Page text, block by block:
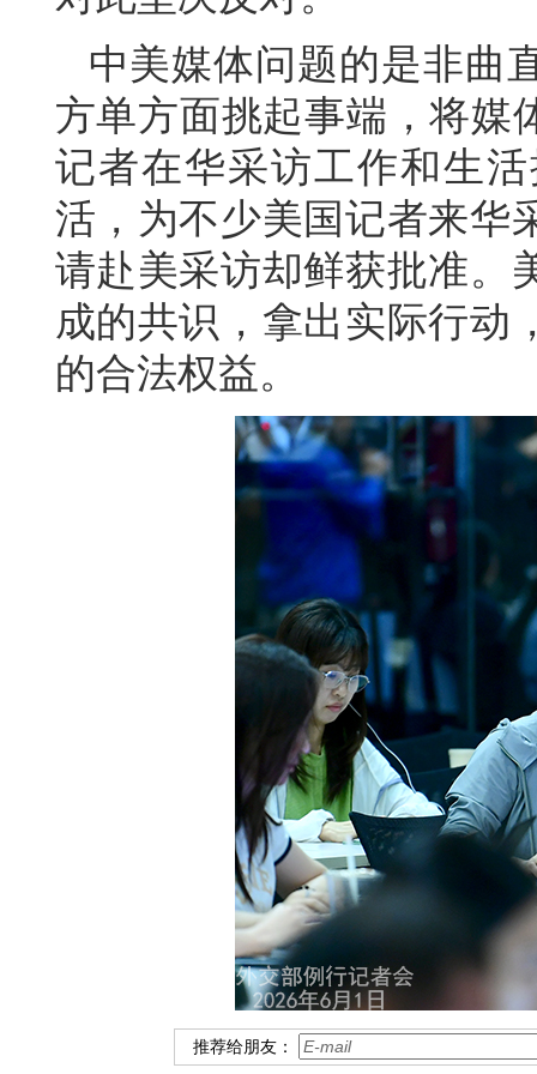
中美媒体问题的是非曲
方单方面挑起事端，将媒
记者在华采访工作和生
活，为不少美国记者来华
请赴美采访却鲜获批准。
成的共识，拿出实际行动
的合法权益。
推荐给朋友：